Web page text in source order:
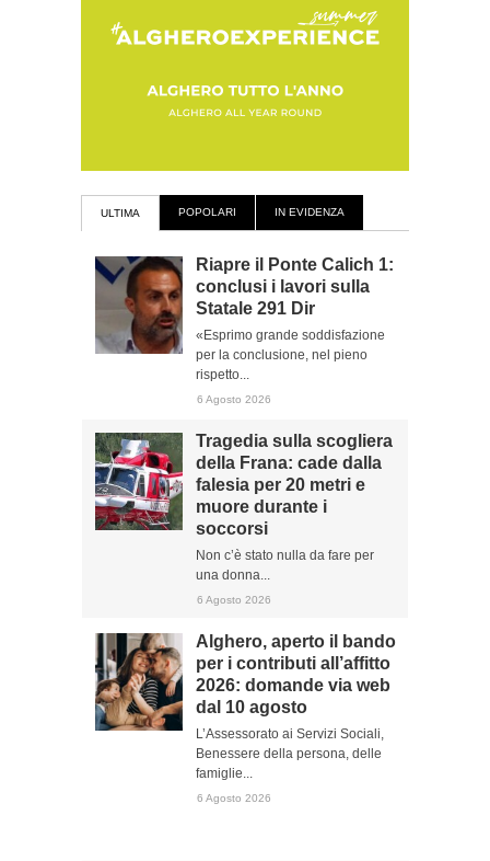
ULTIMA POPOLARI IN EVIDENZA
Riapre il Ponte Calich 1:
conclusi i lavori sulla
Statale 291 Dir
«Esprimo grande soddisfazione
per la conclusione, nel pieno
rispetto...
6 Agosto 2026
Tragedia sulla scogliera
della Frana: cade dalla
falesia per 20 metri e
muore durante i
soccorsi
Non c’è stato nulla da fare per
una donna...
6 Agosto 2026
Alghero, aperto il bando
per i contributi all’affitto
2026: domande via web
dal 10 agosto
L’Assessorato ai Servizi Sociali,
Benessere della persona, delle
famiglie...
6 Agosto 2026